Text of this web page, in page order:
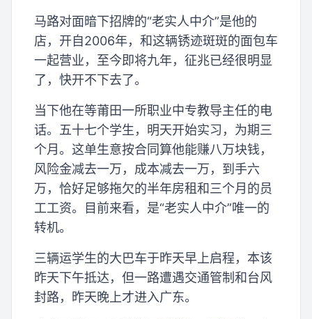
马路对面暗下招牌的“老实人中介”是他的
店，开自2006年，和这辆锈迹斑斑的面包车
一起营业，至今即将九年，征兆已经很明显
了，快开不下去了。
当下他在等莆田一所职业中专教导主任的电
话。五十七个学生，明天开始实习，为期三
个月。这单生意按合同算他能赚八万块钱，
风险金减去一万，成本减去一万，到手六
万，恰好足够拖欠的半年房租和三个月的员
工工资。目前来看，是“老实人中介”唯一的
转机。
三辆运学生的大巴车于昨天早上启程，本该
昨天下午抵达，但一路遭遇交通管制和台风
封路，昨天晚上才进入广东。